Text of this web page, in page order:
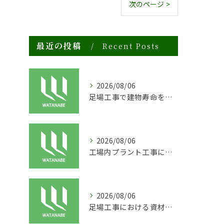
次のページ >
最近の投稿 Recent Posts
2026/08/06
足場工事で建物寿命を守る外装塗装の重要性
2026/08/06
工場内プラント工事に適した足場の安全対策と実践例
2026/08/06
足場工事における資材リースの活用と効率化の秘訣